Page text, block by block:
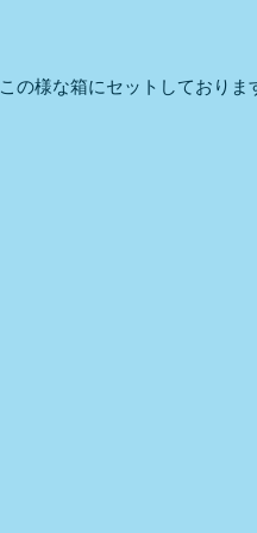
この様な箱にセットしておりま